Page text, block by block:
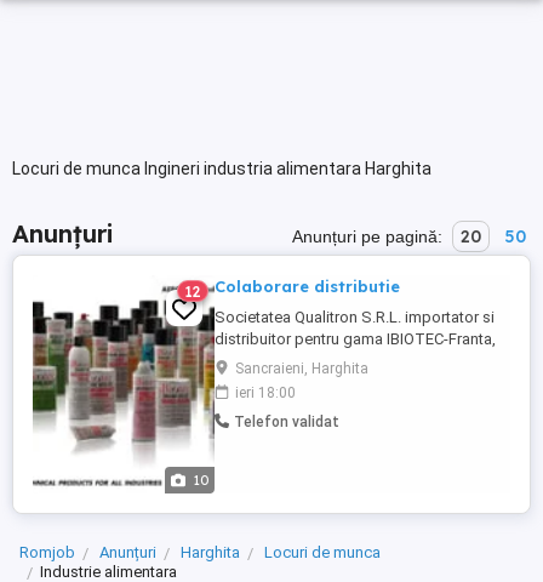
Locuri de munca Ingineri industria alimentara Harghita
Anunțuri Anunțuri pe pagină: 20 50
10
12 Colaborare distributie
Societatea Qualitron S.R.L. importator si
distribuitor pentru gama IBIOTEC-Franta,
care inglobeaza produse de lubrefiere
(uleiuri, unsori), substante de curatare
(solventi, detergenti industriali) sprayuri
tehnice, suntem interesati de a coopta
Sancraieni, Harghita
ieri 18:00
Telefon validat
Romjob Anunțuri Harghita
Locuri de munca
Industrie alimentara